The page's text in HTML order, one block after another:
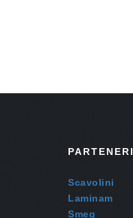
PARTENERI
Scavolini
Laminam
Smeg